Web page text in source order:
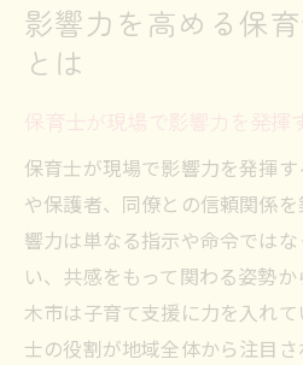
影響力を高める保
とは
保育士が現場で影響力を発揮
保育士が現場で影響力を発揮
や保護者、同僚との信頼関係
響力は単なる指示や命令では
い、共感をもって関わる姿勢
木市は子育て支援に力を入れ
士の役割が地域全体から注目さ